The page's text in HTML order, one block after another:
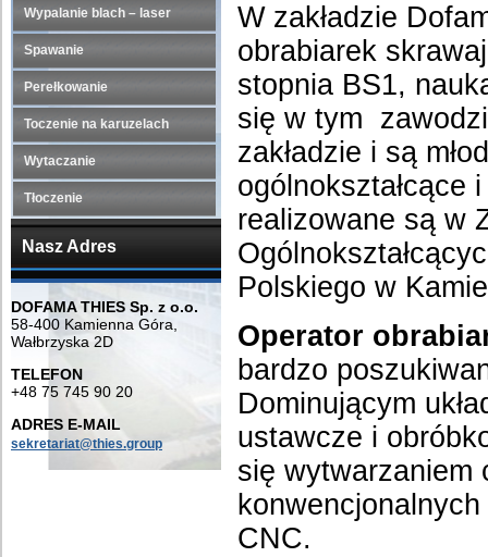
Wypalanie blach – laser
Spawanie
Perełkowanie
Toczenie na karuzelach
Wytaczanie
Tłoczenie
Nasz Adres
DOFAMA THIES Sp. z o.o.
58-400 Kamienna Góra,
Wałbrzyska 2D
TELEFON
+48 75 745 90 20
ADRES E-MAIL
sekretariat@thies.group
W zakładzie
obrabiarek
stopnia BS1,
się w tym
zakładzie i są
ogólnokształcące
realizowane są w
Polskiego w
Operator
bardzo
Dominującym
ustawcze i
się wytwarzaniem
CNC.